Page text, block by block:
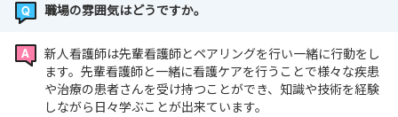
職場の雰囲気はどうですか。
新人看護師は先輩看護師とペアリングを行い一緒に行動をし
ます。先輩看護師と一緒に看護ケアを行うことで様々な疾患
や治療の患者さんを受け持つことができ、知識や技術を経験
しながら日々学ぶことが出来ています。